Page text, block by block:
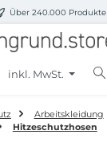
Über 240.000 Produkte
inkl. MwSt.
Arbeitskleidung
Hitzeschutzhosen